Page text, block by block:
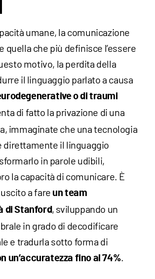
umane, la comunicazione
quella che più definisce l’essere
motivo, la perdita della
il linguaggio parlato a causa
o di traumi
di fatto la privazione di una
immaginate che una tecnologia
direttamente il linguaggio
in parole udibili,
la capacità di comunicare. È
a fare un team
di Stanford, sviluppando un
in grado di decodificare
e tradurla sotto forma di
un’accuratezza fino al 74%.